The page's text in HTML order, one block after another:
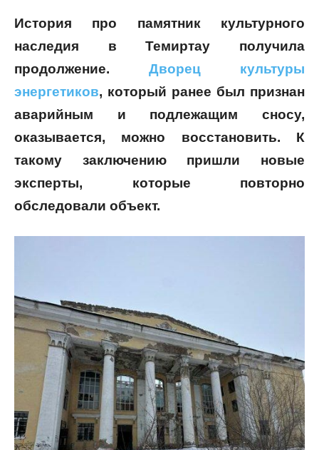
История про памятник культурного
наследия в Темиртау получила
продолжение. Дворец культуры
энергетиков, который ранее был признан
аварийным и подлежащим сносу,
оказывается, можно восстановить. К
такому заключению пришли новые
эксперты, которые повторно
обследовали объект.